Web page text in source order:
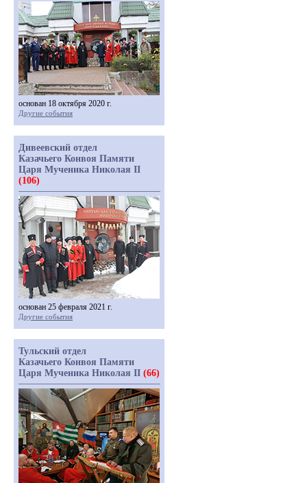
основан 18 октября 2020 г.
Другие события
Дивеевский отдел
Казачьего Конвоя Памяти
Царя Мученика Николая II
(106)
основан 25 февраля 2021 г.
Другие события
Тульский отдел
Казачьего Конвоя Памяти
Царя Мученика Николая II (66)